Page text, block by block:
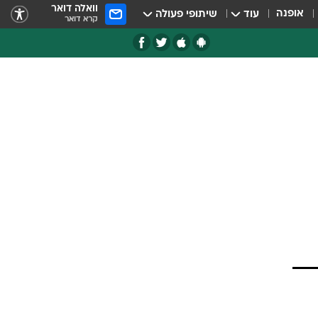
אופנה עוד שיתופי פעולה וואלה דואר
קרא דואר